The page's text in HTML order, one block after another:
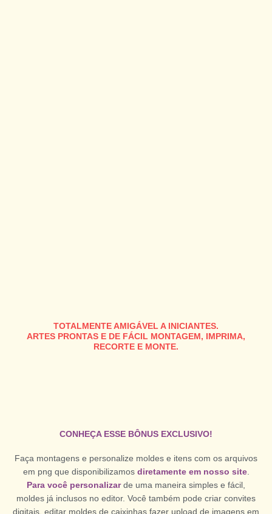
TOTALMENTE AMIGÁVEL A INICIANTES.
ARTES PRONTAS E DE FÁCIL MONTAGEM, IMPRIMA,
RECORTE E MONTE.
CONHEÇA ESSE BÔNUS EXCLUSIVO!
Faça montagens e personalize moldes e itens com os arquivos
em png que disponibilizamos diretamente em nosso site.
Para você personalizarde uma maneira simples e fácil,
moldes já inclusos no editor. Você também pode criar convites
digitais, editar moldes de caixinhas fazer upload de imagens em